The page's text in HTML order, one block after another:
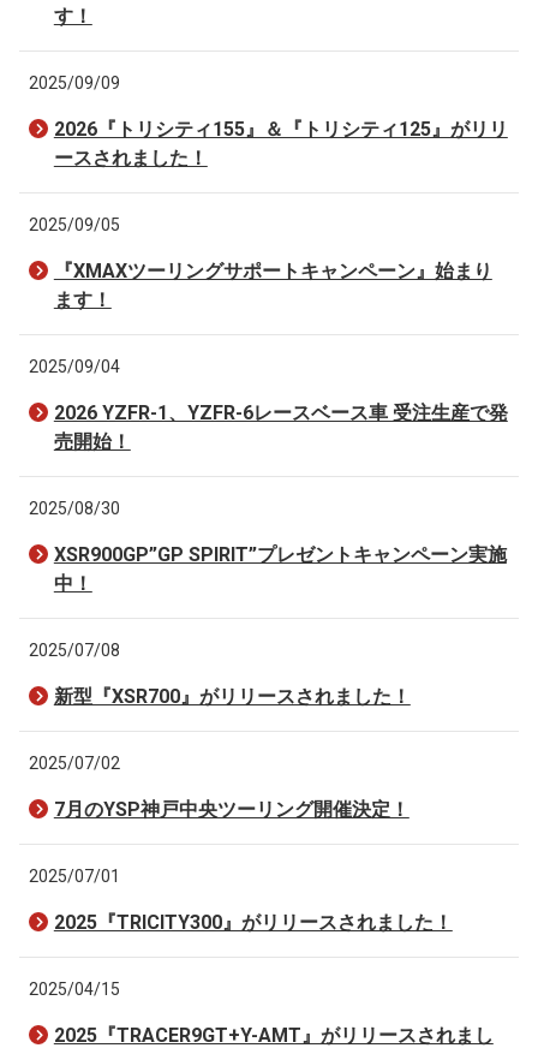
す！
2025/09/09
2026『トリシティ155』＆『トリシティ125』がリリ
ースされました！
2025/09/05
『XMAXツーリングサポートキャンペーン』始まり
ます！
2025/09/04
2026 YZFR-1、YZFR-6レースベース車 受注生産で発
売開始！
2025/08/30
XSR900GP”GP SPIRIT”プレゼントキャンペーン実施
中！
2025/07/08
新型『XSR700』がリリースされました！
2025/07/02
7月のYSP神戸中央ツーリング開催決定！
2025/07/01
2025『TRICITY300』がリリースされました！
2025/04/15
2025『TRACER9GT+Y-AMT』がリリースされまし